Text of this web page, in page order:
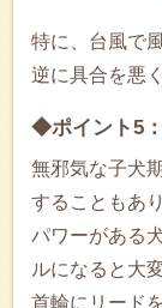
特に、台風で
逆に具合を悪
◆ポイント5
無邪気な子犬
することもあ
パワーがある
ルになると大
首輪にリード